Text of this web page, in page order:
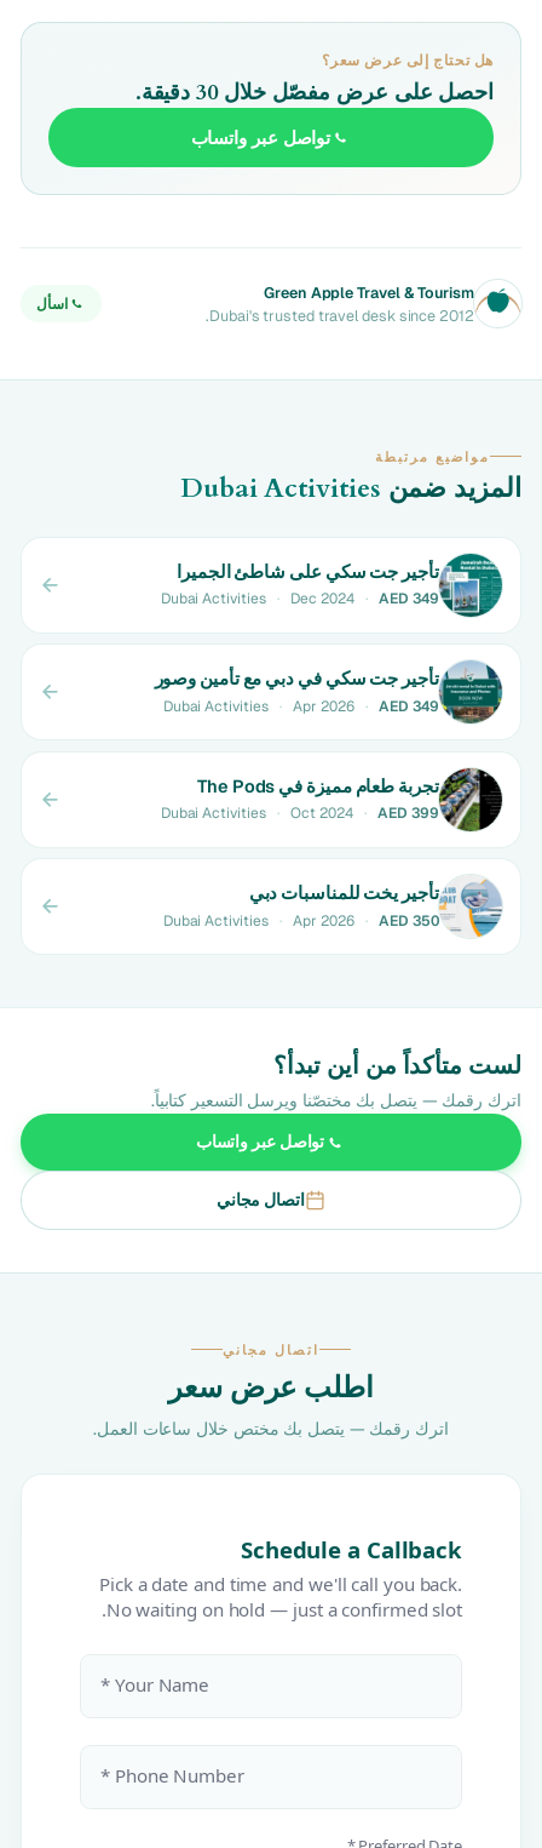
هل تحتاج إلى عرض سعر؟
احصل على عرض مفصّل خلال 30 دقيقة.
تواصل عبر واتساب
Green Apple Travel & Tourism
Dubai's trusted travel desk since 2012.
اسأل
مواضيع مرتبطة
المزيد ضمن Dubai Activities
تأجير جت سكي على شاطئ الجميرا
Dubai Activities · Dec 2024 · AED 349
تأجير جت سكي في دبي مع تأمين وصور
Dubai Activities · Apr 2026 · AED 349
تجربة طعام مميزة في The Pods
Dubai Activities · Oct 2024 · AED 399
تأجير يخت للمناسبات دبي
Dubai Activities · Apr 2026 · AED 350
لست متأكداً من أين تبدأ؟
اترك رقمك — يتصل بك مختصّنا ويرسل التسعير كتابياً.
تواصل عبر واتساب
اتصال مجاني
اتصال مجاني
اطلب عرض سعر
اترك رقمك — يتصل بك مختص خلال ساعات العمل.
Schedule a Callback
Pick a date and time and we'll call you back.
No waiting on hold — just a confirmed slot.
Your Name *
Phone Number *